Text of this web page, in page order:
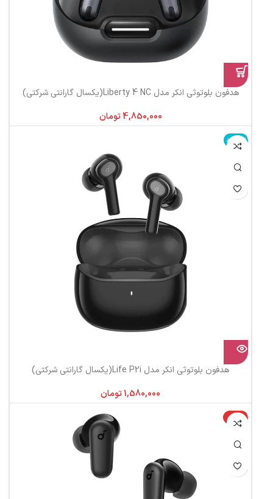
هدفون بلوتوثی انکر مدل Liberty 4 NC(یکسال گارانتی شرکتی)
تومان
ناموجود
هدفون بلوتوثی انکر مدل Life P2i(یکسال گارانتی شرکتی)
تومان
-10%